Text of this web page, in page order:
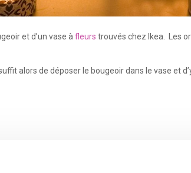
et d’un vase àfleurs trouvés chez Ikea. Les
alors de déposer le bougeoir dans le vase et